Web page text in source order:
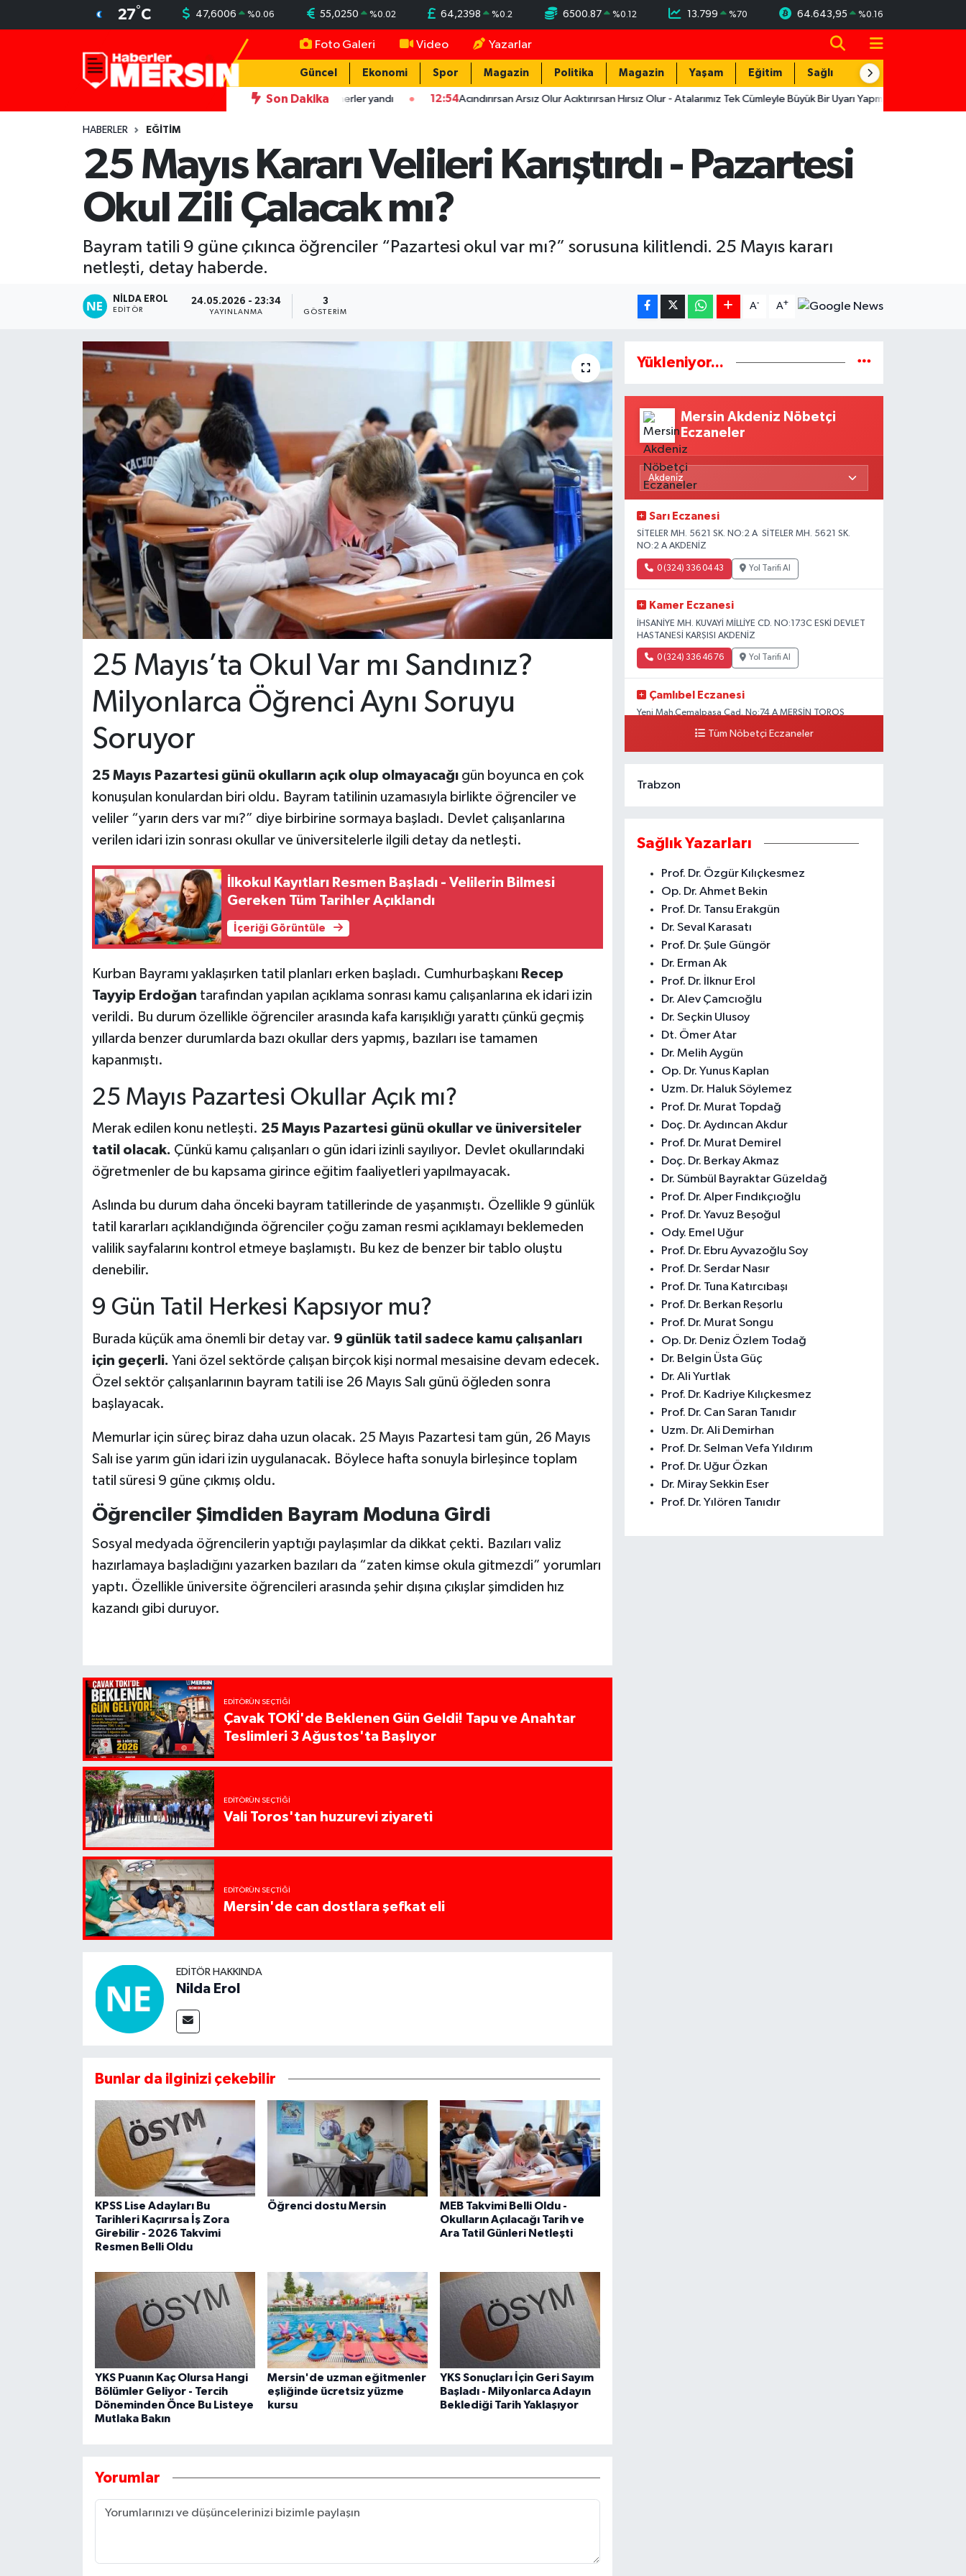
27°C 47,6006 %0.06 55,0250 %0.02 64,2398 %0.2 6500.87 %0.12 13.799 %70 64.643,95 %0.16
Foto Galeri Video Yazarlar
Güncel Ekonomi Spor Magazin Politika Magazin Yaşam Eğitim Sağlık Teknoloji
Son Dakika
İşçilerin kaldığı konteynerler yandı 12:54 Acındırırsan Arsız Olur Acıktırırsan Hırsız Olur - Atalarımız Tek Cümleyle Büyük Bir Uyarı Yapmış 12:19
HABERLER EĞİTİM
25 Mayıs Kararı Velileri Karıştırdı - Pazartesi
Okul Zili Çalacak mı?
Bayram tatili 9 güne çıkınca öğrenciler “Pazartesi okul var mı?” sorusuna kilitlendi. 25 Mayıs kararı
netleşti, detay haberde.
NILDA EROL
EDITÖR
24.05.2026 - 23:34
YAYINLANMA
3
GÖSTERIM
A- A+
25 Mayıs’ta Okul Var mı Sandınız?
Milyonlarca Öğrenci Aynı Soruyu
Soruyor
25 Mayıs Pazartesi günü okulların açık olup olmayacağıgün boyunca en çok
konuşulan konulardan biri oldu. Bayram tatilinin uzamasıyla birlikte öğrenciler ve
veliler “yarın ders var mı?” diye birbirine sormaya başladı. Devlet çalışanlarına
verilen idari izin sonrası okullar ve üniversitelerle ilgili detay da netleşti.
İlkokul Kayıtları Resmen Başladı - Velilerin Bilmesi
Gereken Tüm Tarihler Açıklandı
İçeriği Görüntüle
Kurban Bayramı yaklaşırken tatil planları erken başladı. Cumhurbaşkanı Recep
Tayyip Erdoğan tarafından yapılan açıklama sonrası kamu çalışanlarına ek idari izin
verildi. Bu durum özellikle öğrenciler arasında kafa karışıklığı yarattı çünkü geçmiş
yıllarda benzer durumlarda bazı okullar ders yapmış, bazıları ise tamamen
kapanmıştı.
25 Mayıs Pazartesi Okullar Açık mı?
Merak edilen konu netleşti. 25 Mayıs Pazartesi günü okullar ve üniversiteler
tatil olacak. Çünkü kamu çalışanları o gün idari izinli sayılıyor. Devlet okullarındaki
öğretmenler de bu kapsama girince eğitim faaliyetleri yapılmayacak.
Aslında bu durum daha önceki bayram tatillerinde de yaşanmıştı. Özellikle 9 günlük
tatil kararları açıklandığında öğrenciler çoğu zaman resmi açıklamayı beklemeden
valilik sayfalarını kontrol etmeye başlamıştı. Bu kez de benzer bir tablo oluştu
denebilir.
9 Gün Tatil Herkesi Kapsıyor mu?
Burada küçük ama önemli bir detay var. 9 günlük tatil sadece kamu çalışanları
için geçerli. Yani özel sektörde çalışan birçok kişi normal mesaisine devam edecek.
Özel sektör çalışanlarının bayram tatili ise 26 Mayıs Salı günü öğleden sonra
başlayacak.
Memurlar için süreç biraz daha uzun olacak. 25 Mayıs Pazartesi tam gün, 26 Mayıs
Salı ise yarım gün idari izin uygulanacak. Böylece hafta sonuyla birleşince toplam
tatil süresi 9 güne çıkmış oldu.
Öğrenciler Şimdiden Bayram Moduna Girdi
Sosyal medyada öğrencilerin yaptığı paylaşımlar da dikkat çekti. Bazıları valiz
hazırlamaya başladığını yazarken bazıları da “zaten kimse okula gitmezdi” yorumları
yaptı. Özellikle üniversite öğrencileri arasında şehir dışına çıkışlar şimdiden hız
kazandı gibi duruyor.
EDITÖRÜN SEÇTIĞI
Çavak TOKİ'de Beklenen Gün Geldi! Tapu ve Anahtar
Teslimleri 3 Ağustos'ta Başlıyor
EDITÖRÜN SEÇTIĞI
Vali Toros'tan huzurevi ziyareti
EDITÖRÜN SEÇTIĞI
Mersin'de can dostlara şefkat eli
EDITÖR HAKKINDA
Nilda Erol
Bunlar da ilginizi çekebilir
KPSS Lise Adayları Bu
Tarihleri Kaçırırsa İş Zora
Girebilir - 2026 Takvimi
Resmen Belli Oldu
Öğrenci dostu Mersin
MEB Takvimi Belli Oldu -
Okulların Açılacağı Tarih ve
Ara Tatil Günleri Netleşti
YKS Puanın Kaç Olursa Hangi
Bölümler Geliyor - Tercih
Döneminden Önce Bu Listeye
Mutlaka Bakın
Mersin'de uzman eğitmenler
eşliğinde ücretsiz yüzme
kursu
YKS Sonuçları İçin Geri Sayım
Başladı - Milyonlarca Adayın
Beklediği Tarih Yaklaşıyor
Yorumlar
Yükleniyor...
Mersin Akdeniz Nöbetçi
Eczaneler
Sarı Eczanesi
SİTELER MH. 5621 SK. NO:2 A SİTELER MH. 5621 SK.
NO:2 A AKDENİZ
0 (324) 336 04 43 Yol Tarifi Al
Kamer Eczanesi
İHSANİYE MH. KUVAYİ MİLLİYE CD. NO:173C ESKİ DEVLET
HASTANESİ KARŞISI AKDENİZ
0 (324) 336 46 76 Yol Tarifi Al
Çamlıbel Eczanesi
Yeni Mah.Cemalpaşa Cad. No:74 A MERSİN TOROS
KARŞISI ARAS KARGO YANITüm Nöbetçi Eczaneler
Trabzon
Sağlık Yazarları
Prof. Dr. Özgür Kılıçkesmez
Op. Dr. Ahmet Bekin
Prof. Dr. Tansu Erakgün
Dr. Seval Karasatı
Prof. Dr. Şule Güngör
Dr. Erman Ak
Prof. Dr. İlknur Erol
Dr. Alev Çamcıoğlu
Dr. Seçkin Ulusoy
Dt. Ömer Atar
Dr. Melih Aygün
Op. Dr. Yunus Kaplan
Uzm. Dr. Haluk Söylemez
Prof. Dr. Murat Topdağ
Doç. Dr. Aydıncan Akdur
Prof. Dr. Murat Demirel
Doç. Dr. Berkay Akmaz
Dr. Sümbül Bayraktar Güzeldağ
Prof. Dr. Alper Fındıkçıoğlu
Prof. Dr. Yavuz Beşoğul
Ody. Emel Uğur
Prof. Dr. Ebru Ayvazoğlu Soy
Prof. Dr. Serdar Nasır
Prof. Dr. Tuna Katırcıbaşı
Prof. Dr. Berkan Reşorlu
Prof. Dr. Murat Songu
Op. Dr. Deniz Özlem Todağ
Dr. Belgin Üsta Güç
Dr. Ali Yurtlak
Prof. Dr. Kadriye Kılıçkesmez
Prof. Dr. Can Saran Tanıdır
Uzm. Dr. Ali Demirhan
Prof. Dr. Selman Vefa Yıldırım
Prof. Dr. Uğur Özkan
Dr. Miray Sekkin Eser
Prof. Dr. Yılören Tanıdır
Mersin Nöbetçi Eczaneler
Mersin Hava Durumu
Mersin Trafik Yoğunluk Haritası
Süper Lig Puan Durumu ve Fikstür
Tüm Manşetler
Son Dakika Haberleri
Haber Arşivi